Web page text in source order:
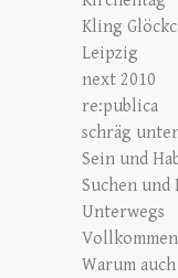
Kling
Leipzig
next 2010
re:publica
schräg
Sein und
Suchen und
Unterwegs
Warum